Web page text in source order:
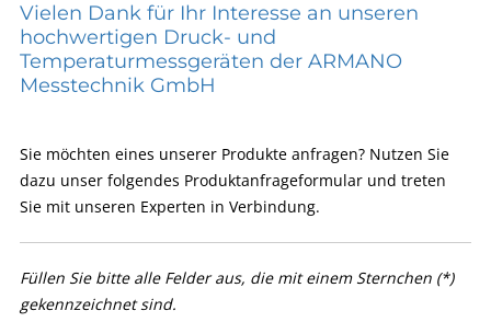
Vielen Dank für Ihr Interesse an unseren
hochwertigen Druck- und
Temperaturmessgeräten der ARMANO
Messtechnik GmbH
Sie möchten eines unserer Produkte anfragen? Nutzen Sie
dazu unser folgendes Produktanfrageformular und treten
Sie mit unseren Experten in Verbindung.
Füllen Sie bitte alle Felder aus, die mit einem Sternchen (*)
gekennzeichnet sind.